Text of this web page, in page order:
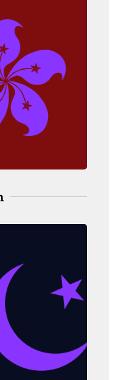
100,000
100,000
2020)
100,000
100,000